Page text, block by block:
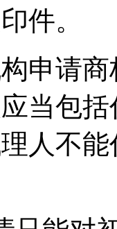
件。
申请
当包
人不